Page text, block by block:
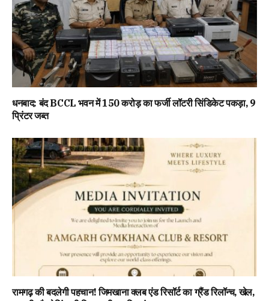
धनबाद: बंद BCCL भवन में 150 करोड़ का फर्जी लॉटरी सिंडिकेट पकड़ा, 9
प्रिंटर जब्त
रामगढ़ की बदलेगी पहचान! जिमखाना क्लब एंड रिसॉर्ट का ग्रैंड रिलॉन्च, खेल,